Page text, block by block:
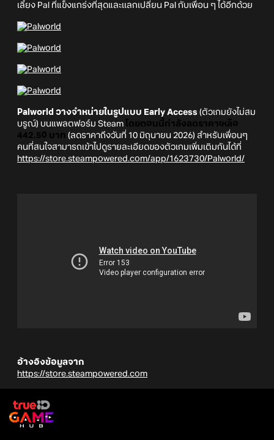
เลี้ยง Pal ที่แข็งแกร่งที่สุดและเเลกเปลี่ยน Pal กับเพื่อน ๆ ได้อีกด้วย
Palworld วางจำหน่ายในรูปแบบ Early Access (ตัวเกมยังไม่สม
บรูณ์) บนแพลตฟอร์ม Steam
โดยตอนนี้กำลังลดราคาเหลือ
442.50 บาท (ลดราคาถึงวันที่ 10 มิถุนายน 2026) สำหรับเพื่อนๆ
คนที่สนใจสามารถเข้าไปดูรายละเอียดของตัวเกมเพิ่มเติมกันได้ที่
https://store.steampowered.com/app/1623730/Palworld/
อ้างอิงข้อมูลจาก
https://store.steampowered.com